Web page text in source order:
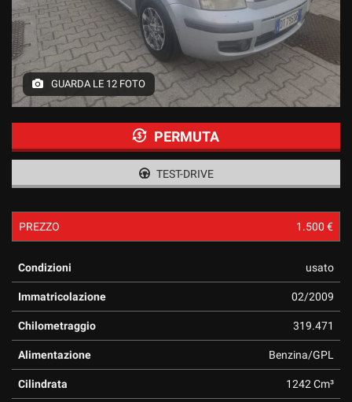
NEWS
BLOG GUARDA LE 12 FOTO
PERMUTA
TEST-DRIVE
PREZZO 1.500 €
Condizioni usato
Immatricolazione 02/2009
Chilometraggio 319.471
Alimentazione Benzina/GPL
Cilindrata 1242 Cm³
tracciamento
che
adottiamo
per
offrire
le
funzionalità
le
attività
descritte.
Per
ottenere
informazioni
e
sul
funzionamento
di
questi
strumenti
di